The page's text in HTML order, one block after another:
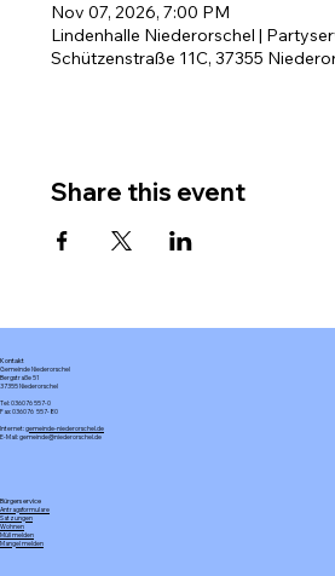
Nov 07, 2026, 7:00 PM
Lindenhalle Niederorschel |
Schützenstraße 11C, 37355
Share this event
Kontakt
Gemeinde Niederorschel
Bergstraße 51
37355 Niederorschel
Tel: 036076 557-0
Fax: 036076 557-80
Internet:gemeinde-niederorschel.de
E-Mail: gemeinde@niederorschel.de
Bürgerservice
Antragsformulare
Satzungen
Wohnen
Müll melden
Mangel melden